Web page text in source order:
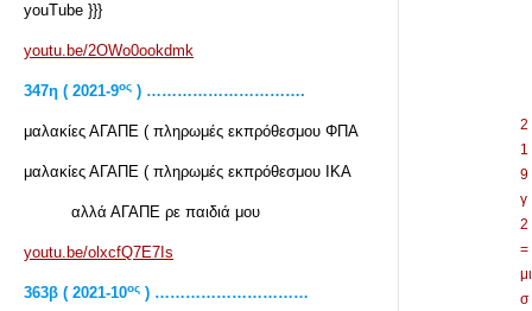
youTube }}}
youtu.be/2OWo0ookdmk
347η ( 2021-9ος ) ………………………….
μαλακίες ΑΓΑΠΕ ( πληρωμές εκπρόθεσμου ΦΠΑ
μαλακίες ΑΓΑΠΕ ( πληρωμές εκπρόθεσμου ΙΚΑ
αλλά ΑΓΑΠΕ ρε παιδιά μου
youtu.be/olxcfQ7E7Is
363β ( 2021-10ος ) …………………………
2
1
9
γ
2
=
μι
σ